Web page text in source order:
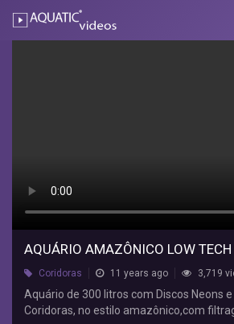
AQUATIC-
Alves
Aquário
300
com
Discos
Neons
AQUÁRIO AMAZÔNICO LOW TECH
Coridoras 11 years ago 3,719
Aquário de 300 litros com Discos Neons e
Coridoras, no estilo amazônico,com